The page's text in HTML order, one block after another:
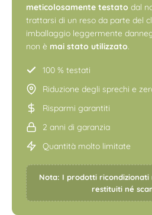
meticolosamente testato dal
trattarsi di un reso da parte del
imballaggio leggermente
non è mai stato utilizzato.
100 % testati
Riduzione degli sprechi e
Risparmi garantiti
2 anni di garanzia
Quantità molto limitate
Nota: I prodotti ricondizionati
restituiti né